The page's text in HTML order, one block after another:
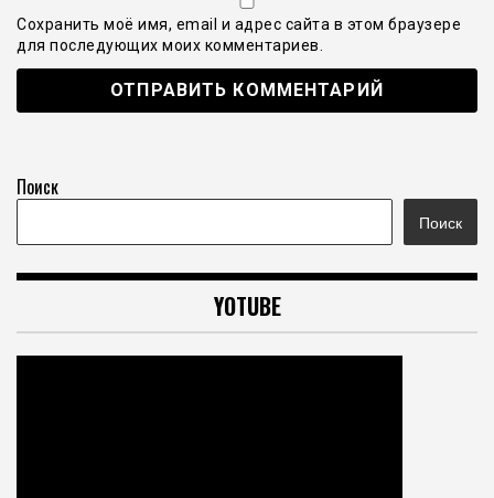
Сохранить моё имя, email и адрес сайта в этом браузере
для последующих моих комментариев.
Поиск
Поиск
YOTUBE